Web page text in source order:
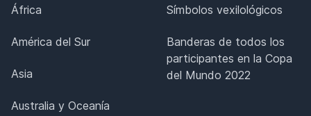
África
América del Sur
Asia
Australia y Oceanía
Símbolos vexilológicos
Banderas de todos los
participantes en la Copa
del Mundo 2022